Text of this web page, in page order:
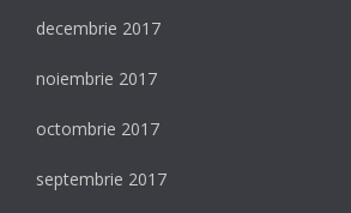
decembrie 2017
noiembrie 2017
octombrie 2017
septembrie 2017